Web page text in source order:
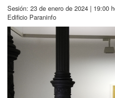
Sesión: 23 de enero de 2024 | 19:00
Edificio Paraninfo